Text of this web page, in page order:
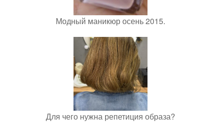
Модный маникюр осень 2015.
Для чего нужна репетиция образа?